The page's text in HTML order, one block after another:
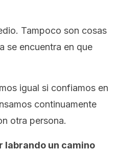
Tampoco son cosas
se encuentra en que
igual si confiamos en
continuamente
otra persona.
labrando un camino